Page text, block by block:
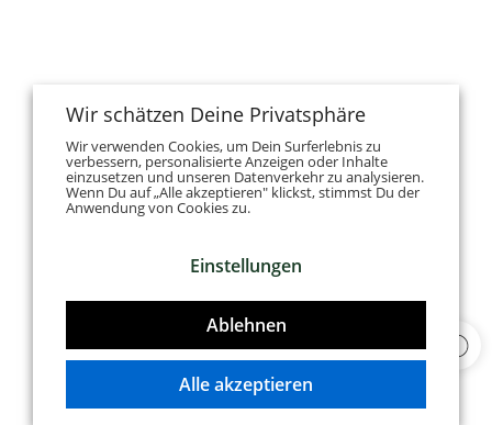
Wir schätzen Deine Privatsphäre
Wir verwenden Cookies, um Dein Surferlebnis zu
verbessern, personalisierte Anzeigen oder Inhalte
einzusetzen und unseren Datenverkehr zu analysieren.
Wenn Du auf „Alle akzeptieren" klickst, stimmst Du der
Anwendung von Cookies zu.
Einstellungen
Ablehnen
Alle akzeptieren